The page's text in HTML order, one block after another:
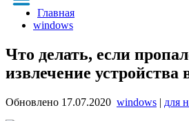
Главная
windows
Что делать, если
извлечение устройства
Обновлено 17.07.2020 windows | для